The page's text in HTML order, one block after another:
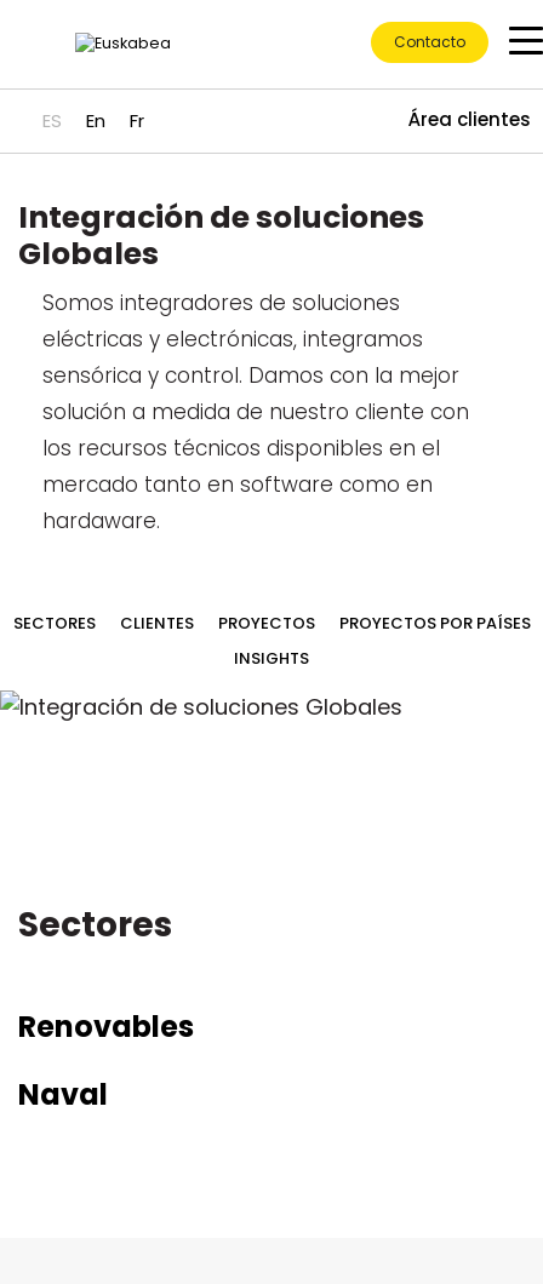
Ir directamente al contenido
ES En Fr Área clientes
Contacto
Integración de soluciones
Globales
Somos integradores de soluciones
eléctricas y electrónicas, integramos
sensórica y control. Damos con la mejor
solución a medida de nuestro cliente con
los recursos técnicos disponibles en el
mercado tanto en software como en
hardaware.
SECTORES CLIENTES PROYECTOS
PROYECTOS POR PAÍSES
INSIGHTS
Sectores
Renovables
Naval